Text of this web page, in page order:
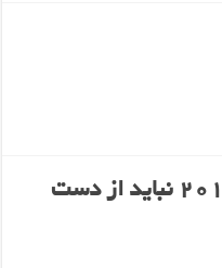
۱۰ مکانی که گردشگران ۲۰۱۴ نباید از دست